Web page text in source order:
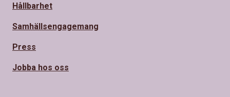
Hållbarhet
Samhällsengagemang
Press
Jobba hos oss